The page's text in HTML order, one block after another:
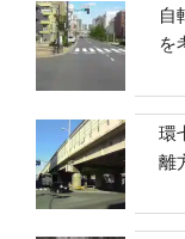
自
を
環
離